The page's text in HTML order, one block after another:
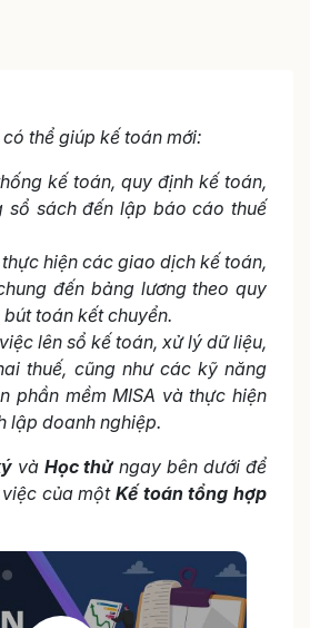
thể giúp kế toán mới:
kế toán, quy định kế toán,
sổ sách đến lập báo cáo thuế
hiện các giao dịch kế toán,
đến bảng lương theo quy
toán kết chuyển.
lên sổ kế toán, xử lý dữ liệu,
thuế, cũng như các kỹ năng
phần mềm MISA và thực hiện
lập doanh nghiệp.
vàHọc thửngay bên dưới để
của một Kế toán tổng hợp